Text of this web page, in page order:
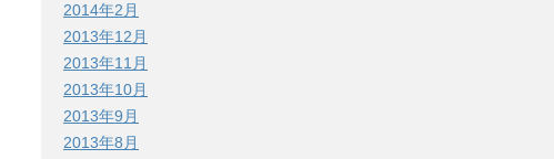
2014年2月
2013年12月
2013年11月
2013年10月
2013年9月
2013年8月